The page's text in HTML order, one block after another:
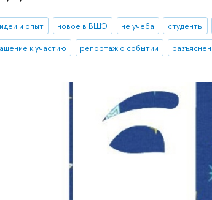
идеи и опыт новое в ВШЭ не учеба студенты
к участию репортаж о событии